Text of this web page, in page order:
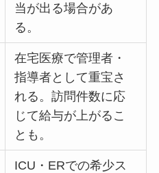
当が出る場合があ
る。
在宅医療で管理者・
指導者として重宝さ
れる。訪問件数に応
じて給与が上がるこ
とも。
ICU・ERでの希少ス